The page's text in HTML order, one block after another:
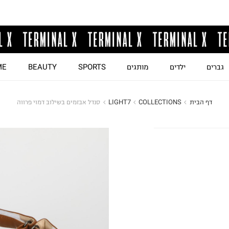
גברים ילדים מותגים SPORTS
BEAUTY
דף הבית COLLECTIONS
LIGHT7 סנדל אבזמים בשילוב דמוי פרווה